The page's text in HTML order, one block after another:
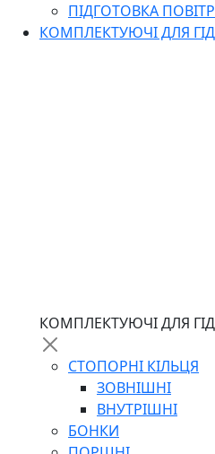
ПІДГОТОВКА
КОМПЛЕКТУЮЧІ ДЛЯ
КОМПЛЕКТУЮЧІ ДЛЯ
СТОПОРНІ КІЛЬЦЯ
ЗОВНІШНІ
ВНУТРІШНІ
БОНКИ